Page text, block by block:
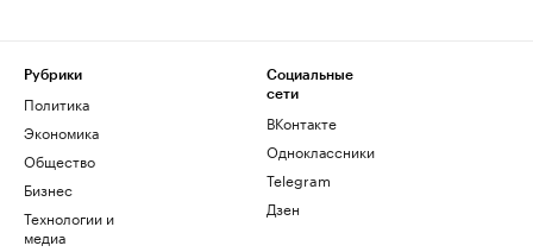
Рубрики
Политика
Экономика
Общество
Бизнес
Технологии и
медиа
Социальные
сети
ВКонтакте
Одноклассники
Telegram
Дзен